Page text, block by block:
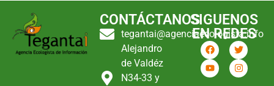
CONTÁCTANOS
tegantai@agenciaecologista.info
Alejandro
de Valdéz
N34-33 y
SIGUENOS
EN REDES